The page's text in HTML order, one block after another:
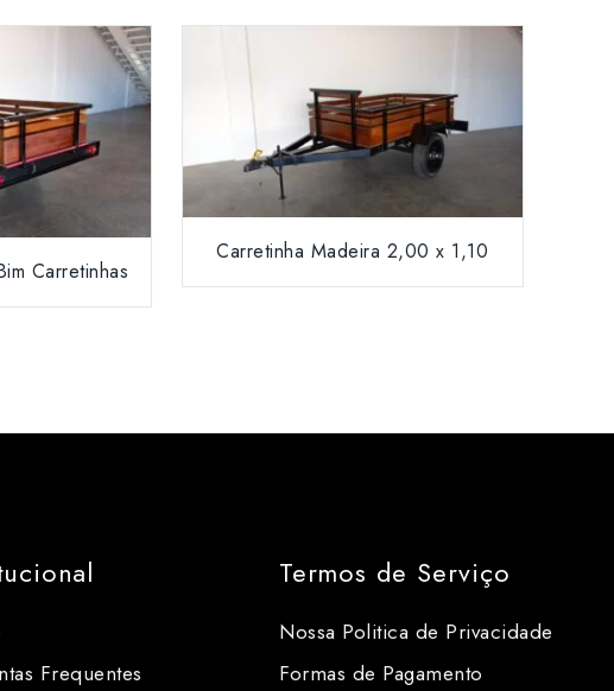
Carretinhas
Carretinha Madeira 2,00 x 1,10
Frequentes
Termos de Serviço
Nossa Politica de Privacidade
Formas de Pagamento